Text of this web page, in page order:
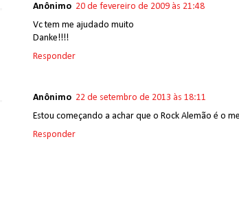
Anônimo 20 de fevereiro de 2009 às 21:48
Vc tem me ajudado muito
Danke!!!!
Responder
Anônimo 22 de setembro de 2013 às 18:11
Estou começando a achar que o Rock Alemão é o
Responder